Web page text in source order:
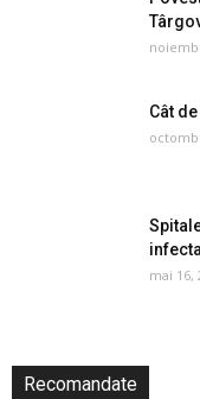
Cât
mai 16,
Recomandate